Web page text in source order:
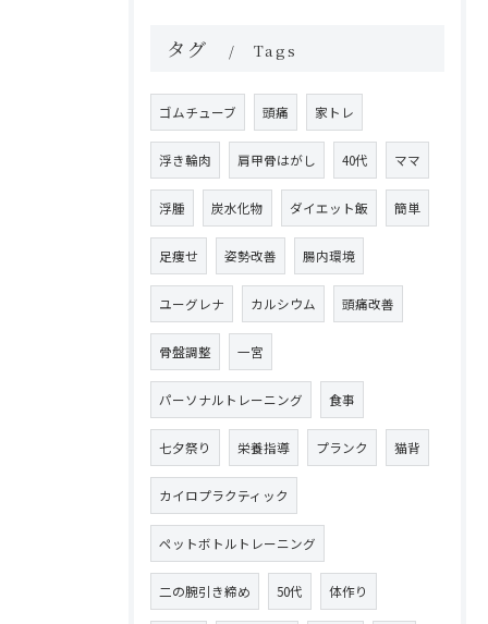
タグ Tags
ゴムチューブ 頭痛 家トレ
浮き輪肉 肩甲骨はがし 40代 ママ
浮腫 炭水化物 ダイエット飯 簡単
足痩せ 姿勢改善 腸内環境
ユーグレナ カルシウム 頭痛改善
骨盤調整 一宮
パーソナルトレーニング 食事
七夕祭り 栄養指導 プランク 猫背
カイロプラクティック
ペットボトルトレーニング
二の腕引き締め 50代 体作り